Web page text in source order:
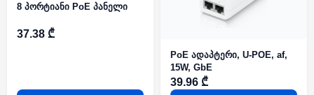
8 პორტიანი PoE პანელი
37.38 ₾
PoE ადაპტერი, U-POE, af,
15W, GbE
39.96 ₾